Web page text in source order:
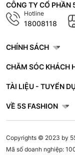
CÔNG TY CỔ PHẦN
Hotline
18008118
CHÍNH SÁCH
CHĂM SÓC KHÁCH
TÀI LIỆU - TUYỂN
VỀ 5S FASHION
Copyrights © 2023 by
Mã số doanh nghiệp: